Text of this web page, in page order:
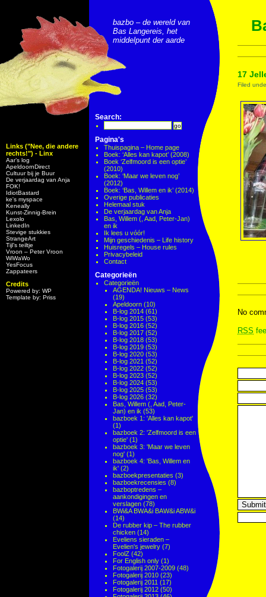
Links ("Nee, die andere
rechts!") - Linx
Aar’s log
ApeldoornDirect
Cultuur bij je Buur
De verjaardag van Anja
FOK!
IdiotBastard
ke's myspace
Keneally
Kunst-Zinnig-Brein
Lexolo
LinkedIn
Stevige stukkies
StrangeArt
Tijl’s teiltje
Vroon – Peter Vroon
WiWaWo
YesFocus
Zappateers
Credits
Powered by: WP
Template by: Priss
bazbo – de wereld van
Bas Langereis, het
middelpunt der aarde
Search:
Pagina's
Thuispagina – Home page
Boek: ‘Alles kan kapot’ (2008)
Boek ‘Zelfmoord is een optie’
(2010)
Boek: ‘Maar we leven nog’
(2012)
Boek: ‘Bas, Willem en ik’ (2014)
Overige publicaties
Helemaal stuk
De verjaardag van Anja
Bas, Willem (, Aad, Peter-Jan)
en ik
Ik lees u vóór!
Mijn geschiedenis – Life history
Huisregels – House rules
Privacybeleid
Contact
Categorieën
Categorieën
AGENDA! Nieuws – News
(19)
Apeldoorn (10)
B-log 2014 (61)
B-log 2015 (53)
B-log 2016 (52)
B-log 2017 (52)
B-log 2018 (53)
B-log 2019 (53)
B-log 2020 (53)
B-log 2021 (52)
B-log 2022 (52)
B-log 2023 (52)
B-log 2024 (53)
B-log 2025 (53)
B-log 2026 (32)
Bas, Willem (, Aad, Peter-
Jan) en ik (53)
bazboek 1: 'Alles kan kapot'
(1)
bazboek 2: 'Zelfmoord is een
optie' (1)
bazboek 3: 'Maar we leven
nog' (1)
bazboek 4: 'Bas, Willem en
ik' (2)
bazboekpresentaties (3)
bazboekrecensies (8)
bazboptredens –
aankondigingen en
verslagen (78)
BWi&A BWA&i BAW&i ABW&i
(14)
De rubber kip – The rubber
chicken (14)
Eveliens sieraden –
Evelien's jewelry (7)
FoolZ (42)
For English only (1)
Fotogalerij 2007-2009 (48)
Fotogalerij 2010 (23)
Fotogalerij 2011 (17)
Fotogalerij 2012 (50)
17
Filed
No
RSS